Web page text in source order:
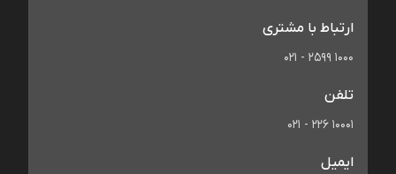
ارتباط با مشتری
021 - 2599 1000
تلفن
021 - 226 10001
ایمیل